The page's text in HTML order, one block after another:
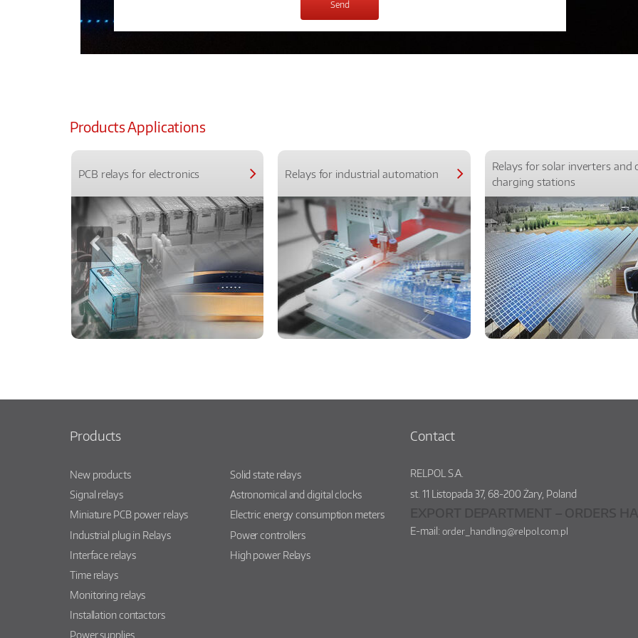
Products Applications
PCB relays for electronics Relays for industrial automation
Relays for solar inverters and
charging stations
Products
New products
Signal relays
Miniature PCB power relays
Industrial plug in Relays
Interface relays
Time relays
Monitoring relays
Installation contactors
Power supplies
Solid state relays
Astronomical and digital clocks
Electric energy consumption meters
Power controllers
High power Relays
Contact
RELPOL S.A.
st. 11 Listopada 37,68-200Żary, Poland
E-mail: order_handling@relpol.com.pl